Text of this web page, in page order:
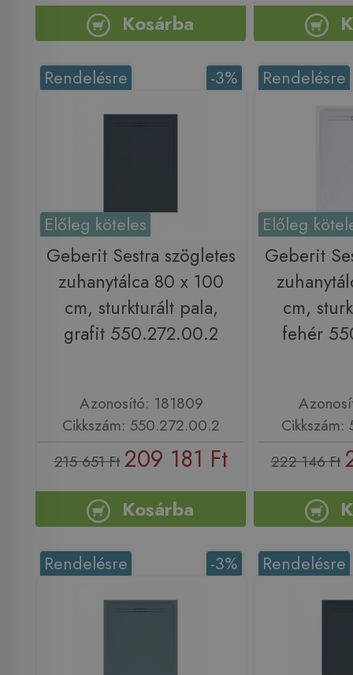
Kosárba
-3%
Rendelésre
Előleg köteles
Geberit Sestra szögletes
zuhanytálca 80 x 100
cm, sturkturált pala,
grafit 550.272.00.2
Azonosító: 181809
Cikkszám: 550.272.00.2
215 651 Ft 209 181 Ft
Kosárba
Rendelésre
Előleg
Geberit
cm,
fehér
222 146 Ft
-3%
Rendelésre Rendelésre